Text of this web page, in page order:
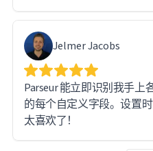
Jelmer Jacobs
Parseur 能立即识别我手
的每个自定义字段。设置
太喜欢了！